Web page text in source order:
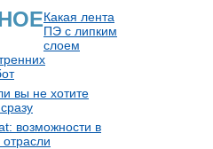
Какая лента
ПЭ с липким
слоем
вы не хотите
возможности в